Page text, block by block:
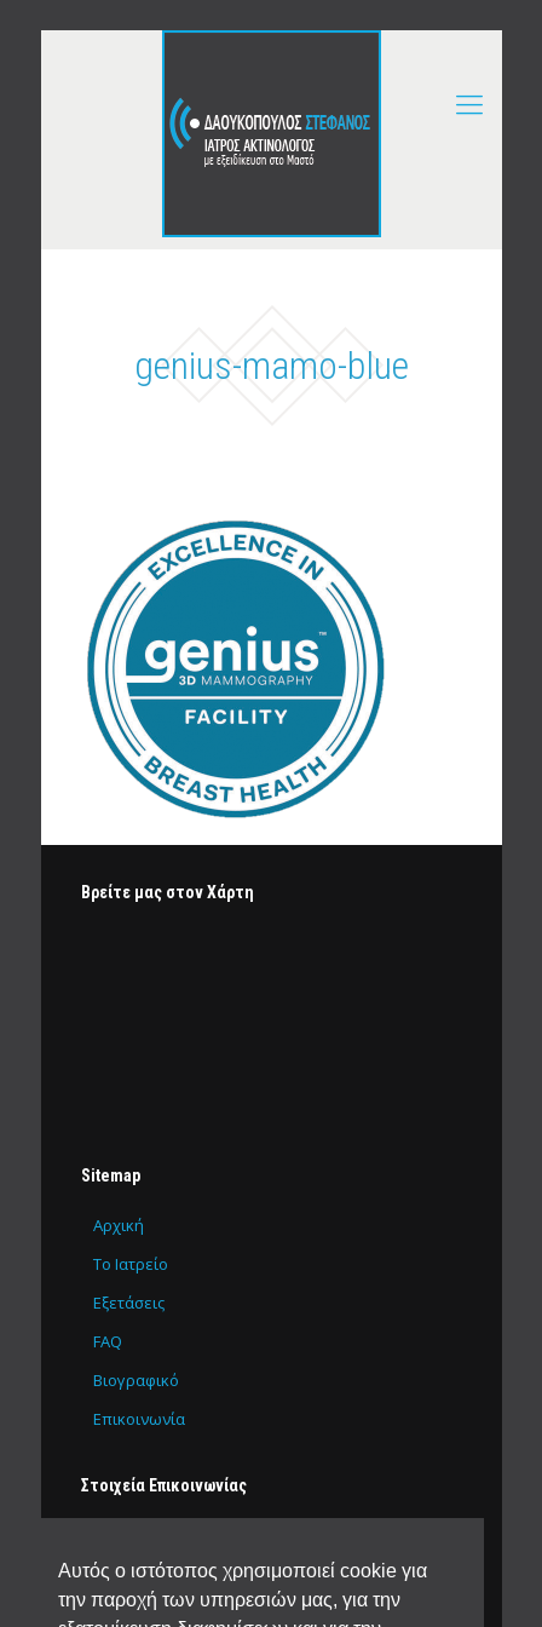
Αυτός ο ιστότοπος χρησιμοποιεί cookie για
την παροχή των υπηρεσιών μας, για την
genius-mamo-blue
Βρείτε μας στον Χάρτη
Sitemap
Αρχική
Το Ιατρείο
Εξετάσεις
FAQ
Βιογραφικό
Επικοινωνία
Στοιχεία Επικοινωνίας
2333028118
6976633515
sdaoukopoulos@yahoo.gr